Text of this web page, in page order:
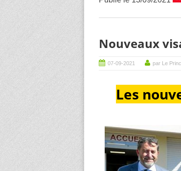
Nouveaux
07-09-2021 par Le
Les